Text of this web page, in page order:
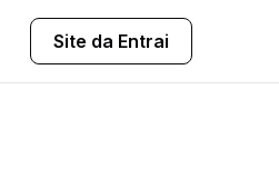
Site da Entrai